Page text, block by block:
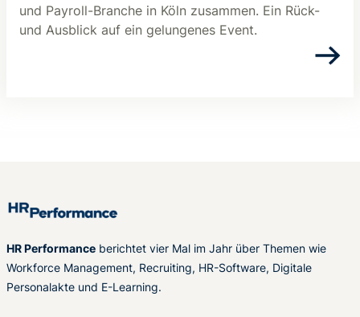
und Payroll-Branche in Köln zusammen. Ein Rück-
und Ausblick auf ein gelungenes Event.
HR Performance berichtet vier Mal im Jahr über Themen wie
Workforce Management, Recruiting, HR-Software, Digitale
Personalakte und E-Learning.